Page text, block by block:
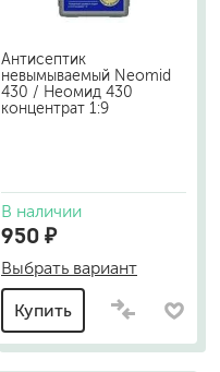
Антисептик
невымываемый Neomid
430 / Неомид 430
концентрат 1:9
В наличии
950 ₽
Выбрать вариант
Купить